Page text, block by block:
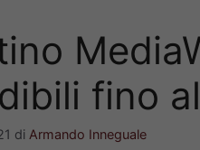
fino
di Armando Inneguale